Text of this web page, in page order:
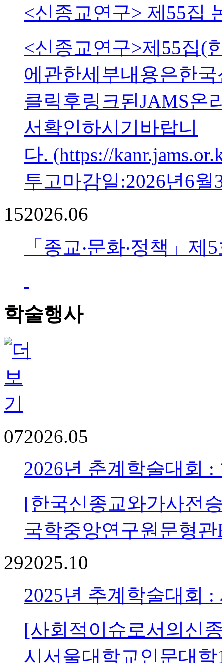
<신종교연구> 제55집
<신종교연구>제55집(
에관한세부내용은한
클릭후링크된JAMS온
서확인하시기바랍니
다. (https://
투고마감일:2026년6
152026.06
「종교‧문화‧정책」제
학술행사
072026.05
2026년 춘계학술대회
[한국신종교와가사전
국학중앙연구원문형관
292025.10
2025년 추계학술대회
[사회적이슈로서의신
시서울대학교인문대학